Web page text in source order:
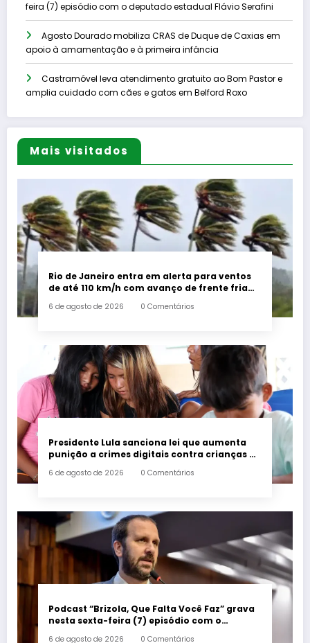
feira (7) episódio com o deputado estadual Flávio Serafini
Agosto Dourado mobiliza CRAS de Duque de Caxias em
apoio à amamentação e à primeira infância
Castramóvel leva atendimento gratuito ao Bom Pastor e
amplia cuidado com cães e gatos em Belford Roxo
Mais visitados
Rio de Janeiro entra em alerta para ventos
de até 110 km/h com avanço de frente fria
6 de agosto de 2026 0 Comentários
Presidente Lula sanciona lei que aumenta
punição a crimes digitais contra crianças é
6 de agosto de 2026 0 Comentários
Podcast “Brizola, Que Falta Você Faz” grava
nesta sexta-feira (7) episódio com o
6 de agosto de 2026 0 Comentários